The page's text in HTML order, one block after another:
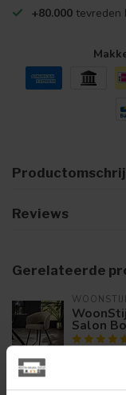
+80.000 tevreden
Reviews
Gerelateerde
Salon